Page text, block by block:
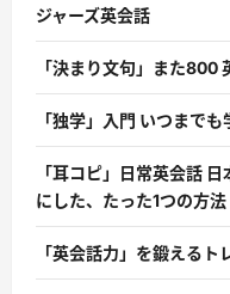
ジャーズ英会話
「決まり文句」また800
「独学」入門 いつまで
「耳コピ」日常英会話
にした、たった1つの方法
「英会話力」を鍛える